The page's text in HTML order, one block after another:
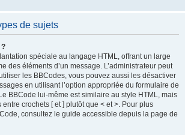
de sujets
spéciale au langage HTML, offrant un large
des éléments d’un message. L’administrateur peut
les BBCodes, vous pouvez aussi les désactiver
en utilisant l’option appropriée du formulaire de
BBCode lui-même est similaire au style HTML, mais
crochets [ et ] plutôt que < et >. Pour plus
consultez le guide accessible depuis la page de